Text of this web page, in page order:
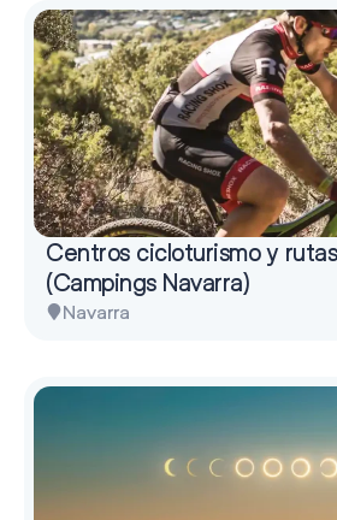
Centros cicloturismo y
(Campings Navarra)
Navarra